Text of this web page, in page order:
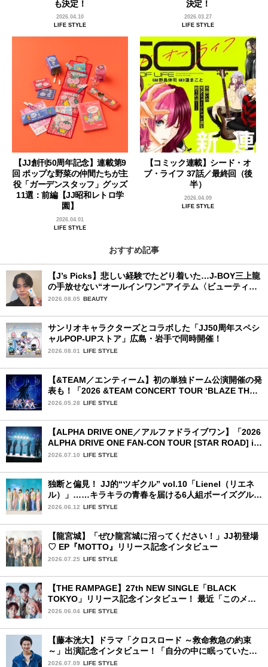
も決定！
2026.04.10
LIFE STYLE
決定！
2026.03.27
LIFE STYLE
【JJ創刊50周年記念】連載第9
回 ポップな野菜の仲間たちが主
役「ガーデンスタッフ」グッズ
11選：前編【JJ昭和レトロ学
園】
2026.04.01
LIFE STYLE
【コミック連載】シード・オ
ブ・ライフ 37話／最終回（後
半）
2026.04.09
LIFE STYLE
おすすめ記事
【J’s Picks】悲しい経験でたどり着いた…J-BOY三上龍
の手放せない“オールインワン”アイテム〈ビューティ＆
ファッション夏の必需品〉
2026.08.05 BEAUTY
サンリオキャラクターズとコラボした「JJ50周年スペシ
ャルPOP-UPストア」広島・岩手で同時開催！
2026.08.01 LIFE STYLE
【&TEAM／エンティーム】初の単独ドーム公演開催の発
表も！「2026 &TEAM CONCERT TOUR ‘BLAZE THE
WAY’」神奈川公演初日レポ
2026.05.28 LIFE STYLE
【ALPHA DRIVE ONE／アルファドライブワン】「2026
ALPHA DRIVE ONE FAN-CON TOUR [STAR ROAD] in
YOKOHAMA」1日目詳細レポ【前編】
2026.07.10 LIFE STYLE
独断と偏見！ JJ的“ツギクル” vol.10「Lienel（リエネ
ル）」……キラキラの青春を届ける6人組ボーイズグルー
プ
2026.06.12 LIFE STYLE
【龍宮城】「ぜひ龍宮城に沼ってください！」JJ初登場
♡ EP『MOTTO』リリース記念インタビュー
2026.07.25 LIFE STYLE
【THE RAMPAGE】27th NEW SINGLE「BLACK
TOKYO」リリース記念インタビュー！ 最近「このメン
バー、男らしいな」と感じた瞬間は？
2026.06.04 LIFE STYLE
【藤本洸大】ドラマ「クロスロード ～救命救急の約束
～」出演記念インタビュー！「自分の中に眠っていた熱
を思い出させてもらった作品です」
2026.07.09 LIFE STYLE